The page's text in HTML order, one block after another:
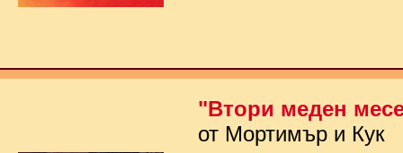
"Втори меден
от Мортимър и Кук